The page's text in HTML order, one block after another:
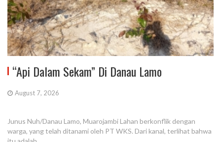
“Api Dalam Sekam” Di Danau Lamo
August 7, 2026
Junus Nuh/Danau Lamo, Muarojambi Lahan berkonflik dengan
warga, yang telah ditanami oleh PT WKS. Dari kanal, terlihat bahwa